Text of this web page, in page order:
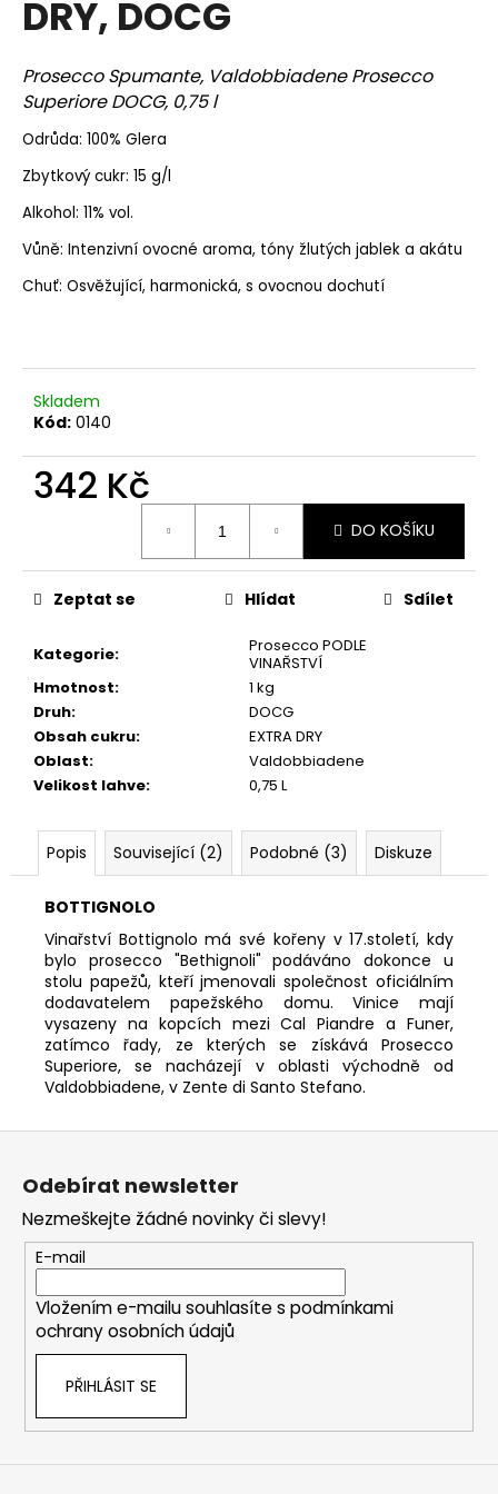
DRY, DOCG
Prosecco Spumante, Valdobbiadene Prosecco
Superiore DOCG, 0,75 l
Odrůda: 100% Glera
Zbytkový cukr: 15 g/l
Alkohol: 11% vol.
Vůně: Intenzivní ovocné aroma, tóny žlutých jablek a akátu
Chuť: Osvěžující, harmonická, s ovocnou dochutí
Skladem
Kód: 0140
342 Kč
DO KOŠÍKU
Kategorie:
Prosecco PODLE
VINAŘSTVÍ
Hmotnost:
1 kg
Druh:
DOCG
Obsah cukru:
EXTRA DRY
Oblast:
Valdobbiadene
Velikost lahve: 0,75 L
Zeptat se Hlídat Sdílet
Popis Související (2) Podobné (3) Diskuze
BOTTIGNOLO
Vinařství Bottignolo má své kořeny v 17.století, kdy
bylo prosecco "Bethignoli" podáváno dokonce u
stolu papežů, kteří jmenovali společnost oficiálním
dodavatelem papežského domu.Vinice mají
vysazeny na kopcích mezi Cal Piandre a Funer,
zatímco řady, ze kterých se získává Prosecco
Superiore, se nacházejí v oblasti východně od
Valdobbiadene, v Zente di Santo Stefano.
a
í
t
?
HLEDAT
o
p
o
r
u
č
e
m
DOPO
LAVORO
BIANCO,
BIO
196
Kč
Z
Odebírat newsletter
Nezmeškejte žádné novinky či slevy!
E-mail
Vložením e-mailu souhlasíte s podmínkami
ochrany osobních údajů
PŘIHLÁSIT SE